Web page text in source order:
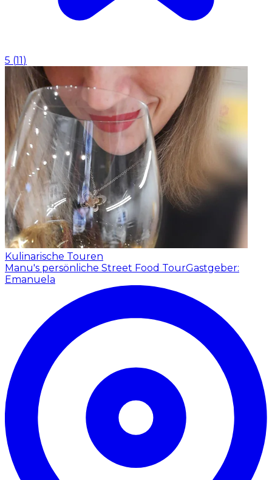
5 (11)
Kulinarische Touren
Manu's persönliche Street Food TourGastgeber:
Emanuela